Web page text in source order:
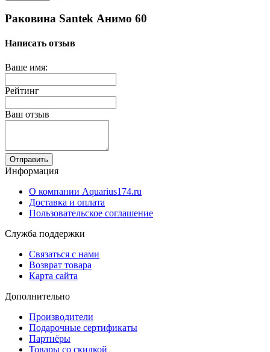
Раковина Santek Анимо 60
Написать отзыв
Ваше имя:
Рейтинг
Ваш отзыв
Отправить
Информация
О компании Aquarius174.ru
Доставка и оплата
Пользовательское соглашение
Служба поддержки
Связаться с нами
Возврат товара
Карта сайта
Дополнительно
Производители
Подарочные сертификаты
Партнёры
Товары со скидкой